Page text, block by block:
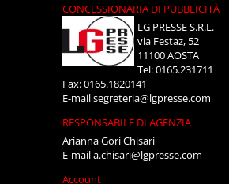
CONCESSIONARIA DI PUBBLICITÀ
LG PRESSE S.R.L.
via Festaz, 52
11100 AOSTA
Tel: 0165.231711
Fax: 0165.1820141
E-mailsegreteria@lgpresse.com
RESPONSABILE DI AGENZIA
Arianna Gori Chisari
E-maila.chisari@lgpresse.com
Account